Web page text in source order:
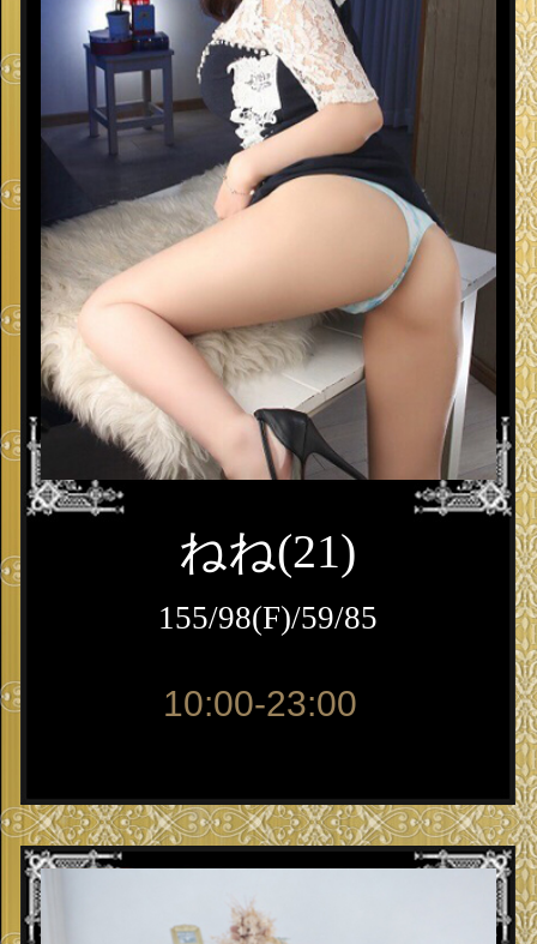
ねね(21)
155/98(F)/59/85
10:00-23:00